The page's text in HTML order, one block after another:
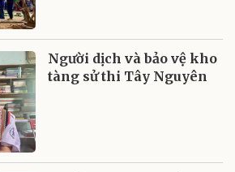
Người dịch và bảo vệ kho
tàng sử thi Tây Nguyên